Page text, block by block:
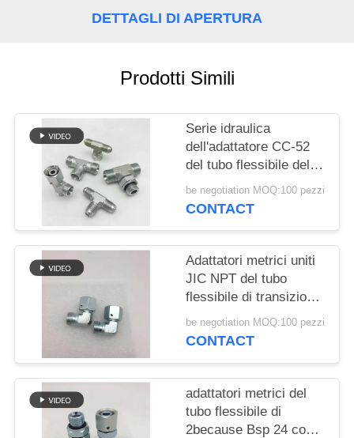
POLICY
DETTAGLI DI APERTURA
Prodotti Simili
Serie idraulica
dell'adattatore CC-52
del tubo flessibile della
parte girevole maschio
metrica
be negotiation MOQ:100 pezzi
CONTACT
Adattatori metrici uniti
JIC NPT del tubo
flessibile di transizione
maschio del gomito da
90 gradi idraulici
be negotiation MOQ:100 pezzi
CONTACT
adattatori metrici del
tubo flessibile di
2because Bsp 24 coni